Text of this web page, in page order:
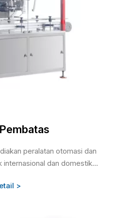
peralatan otomasi dan
internasional dan domestik...
>